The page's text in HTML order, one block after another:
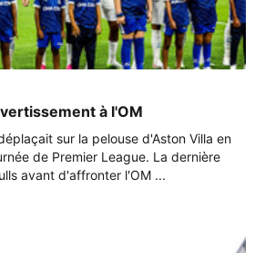
à l'OM
sur la pelouse d'Aston Villa en
de Premier League. La dernière
avant d'affronter l'OM ...